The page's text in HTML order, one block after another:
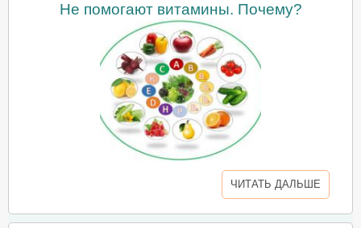
Не помогают витамины. Почему?
ЧИТАТЬ ДАЛЬШЕ